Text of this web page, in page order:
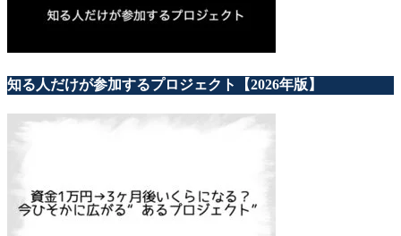
知る人だけが参加するプロジェクト【2026年版】